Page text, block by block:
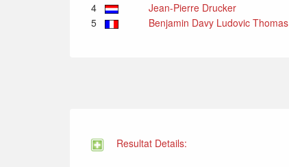
4
Jean-Pierre Drucker
5
Benjamin Davy Ludovic Thomas
Resultat Details: